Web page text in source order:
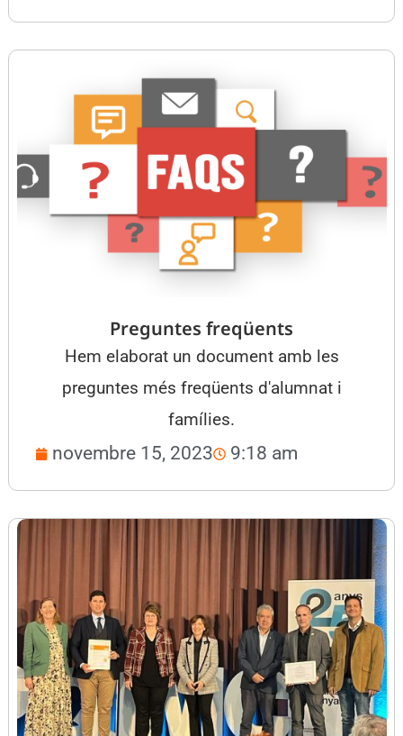
Preguntes freqüents
Hem elaborat un document amb les
preguntes més freqüents d'alumnat i
famílies.
novembre 15, 2023 9:18 am